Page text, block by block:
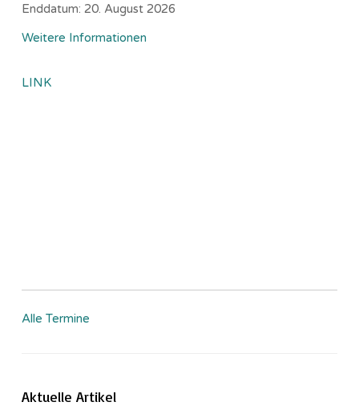
Enddatum: 20. August 2026
Weitere Informationen
LINK
Alle Termine
Aktuelle Artikel